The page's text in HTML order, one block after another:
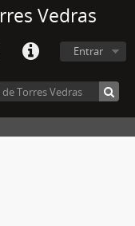
Vedras
Entrar